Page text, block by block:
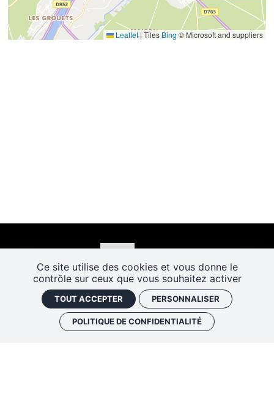
Ce site utilise des cookies et vous donne le
contrôle sur ceux que vous souhaitez activer
TOUT ACCEPTER PERSONNALISER
POLITIQUE DE CONFIDENTIALITÉ
Leaflet|TilesBing © Microsoft and suppliers